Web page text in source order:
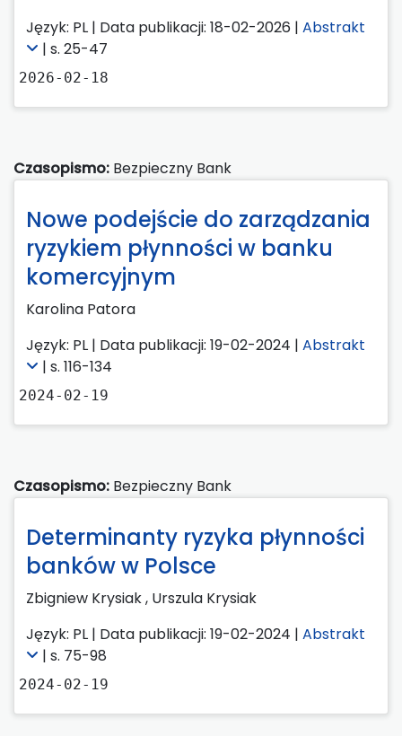
Język: PL | Data publikacji: 18-02-2026 | Abstrakt
| s. 25-47
2026-02-18
Czasopismo: Bezpieczny Bank
Nowe podejście do zarządzania
ryzykiem płynności w banku
komercyjnym
Karolina Patora
Język: PL | Data publikacji: 19-02-2024 | Abstrakt
| s. 116-134
2024-02-19
Czasopismo: Bezpieczny Bank
Determinanty ryzyka płynności
banków w Polsce
Zbigniew Krysiak , Urszula Krysiak
Język: PL | Data publikacji: 19-02-2024 | Abstrakt
| s. 75-98
2024-02-19